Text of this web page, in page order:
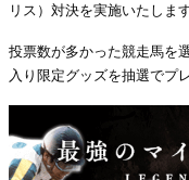
リス）対決を実施いたします
投票数が多かった競走馬を
入り限定グッズを抽選でプ